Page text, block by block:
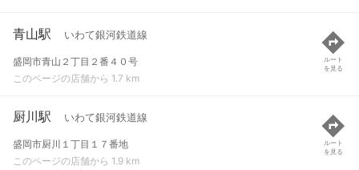
青山駅 いわて銀河鉄道線
盛岡市青山２丁目２番４０号
このページの店舗から 1.7 km
ルート
を見る
厨川駅 いわて銀河鉄道線
盛岡市厨川１丁目１７番地
このページの店舗から 1.9 km
ルート
を見る